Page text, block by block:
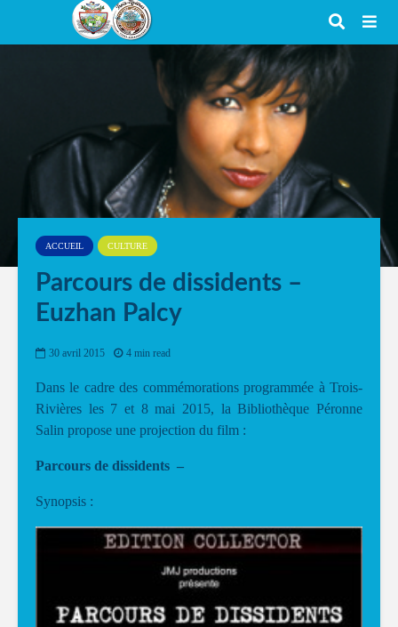
ACCUEIL CULTURE
Parcours de dissidents –
Euzhan Palcy
30 avril 2015 4 min read
Dans le cadre des commémorations programmée à Trois-
Rivières les 7 et 8 mai 2015, la Bibliothèque Péronne
Salin propose une projection du film :
Parcours de dissidents –
Synopsis :